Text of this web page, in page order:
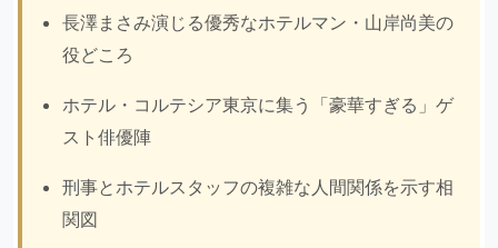
長澤まさみ演じる優秀なホテルマン・山岸尚美の
役どころ
ホテル・コルテシア東京に集う「豪華すぎる」ゲ
スト俳優陣
刑事とホテルスタッフの複雑な人間関係を示す相
関図